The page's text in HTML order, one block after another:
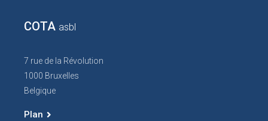
COTA asbl
7 rue de la Révolution
1000 Bruxelles
Belgique
Plan